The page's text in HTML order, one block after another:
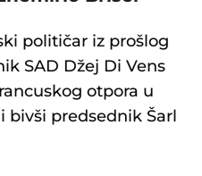
političar iz prošlog
SAD Džej Di Vens
otpora u
bivši predsednik Šarl